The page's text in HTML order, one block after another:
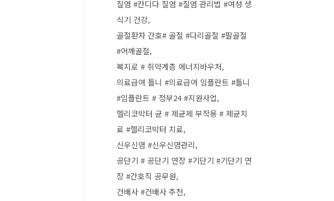
질염 #칸디다 질염 #질염 관리법 #여성 생
식기 건강
골절환자 간호# 골절 #다리골절 #팔골절
#어깨골절
복지로 # 취약계층 에너지바우처
의료급여 틀니 #의료급여 임플란트 #틀니
#임플란트 # 정부24 #지원사업
헬리코박터 균 # 제균제 부작용 # 제균치
료 #헬리코박터 치료
신우신염 #신우신염관리
공단기 # 공단기 연장 #기단기 #기단기 연
장 #간호직 공무원
건배사 #건배사 추천